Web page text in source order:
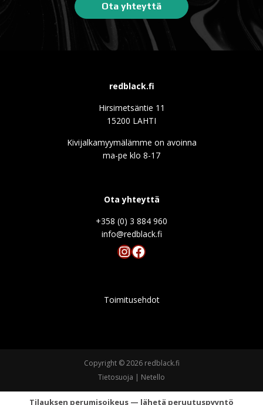
Ota yhteyttä
redblack.fi
Hirsimetsäntie 11
15200 LAHTI
Kivijalkamyymälämme on avoinna
ma-pe klo 8-17
Ota yhteyttä
+358 (0) 3 884 960
info@redblack.f
Instagram
Facebook
Toimitusehdot
Copyright © 2026 redblack.fi
Tietosuoja | Netello
Tilauksen perumisoikeus — lähetä peruutuspyyntö